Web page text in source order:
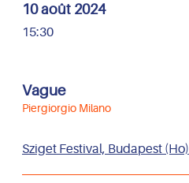
10 août 2024
15:30
Vague
Piergiorgio Milano
Sziget Festival, Budapest (Ho)